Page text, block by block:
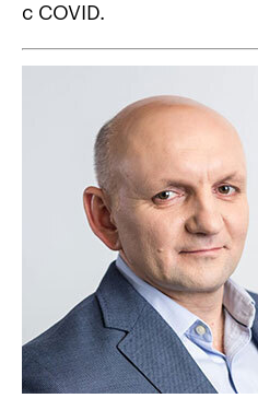
с COVID.